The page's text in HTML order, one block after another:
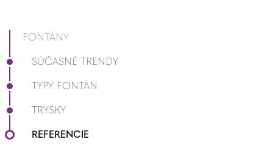
FONTÁNY
SÚČASNÉ TRENDY
TYPY FONTÁN
TRYSKY
REFERENCIE